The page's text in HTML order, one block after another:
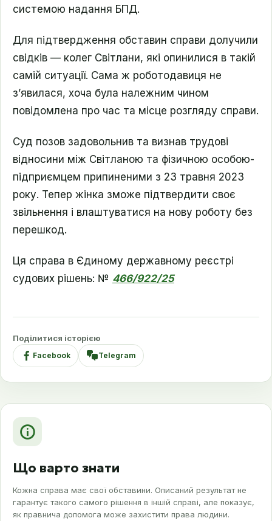
системою надання БПД.
Для підтвердження обставин справи долучили
свідків — колег Світлани, які опинилися в такій
самій ситуації. Сама ж роботодавиця не
з’явилася, хоча була належним чином
повідомлена про час та місце розгляду справи.
Суд позов задовольнив та визнав трудові
відносини між Світланою та фізичною особою-
підприємцем припиненими з 23 травня 2023
року. Тепер жінка зможе підтвердити своє
звільнення і влаштуватися на нову роботу без
перешкод.
Ця справа в Єдиному державному реєстрі
судових рішень: № 466/922/25
Поділитися історією
Facebook Telegram
Що варто знати
Кожна справа має свої обставини. Описаний результат не
гарантує такого самого рішення в іншій справі, але показує,
як правнича допомога може захистити права людини.